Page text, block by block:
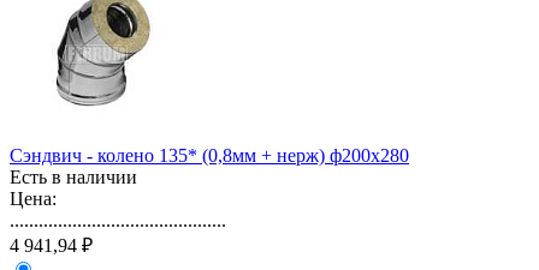
Сэндвич - колено 135* (0,8мм + нерж) ф200х280
Есть в наличии
Цена:
.............................................
4 941,94 ₽